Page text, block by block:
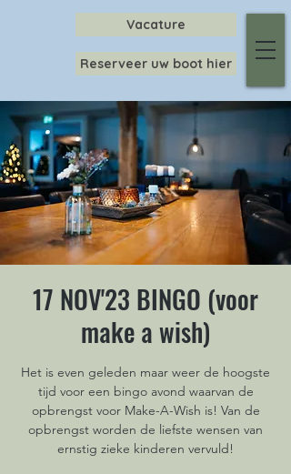
Reserveer uw boot hier
Vacature
17 NOV'23 BINGO (voor
make a wish)
Het is even geleden maar weer de hoogste
tijd voor een bingo avond waarvan de
opbrengst voor Make-A-Wish is! Van de
opbrengst worden de liefste wensen van
ernstig zieke kinderen vervuld!